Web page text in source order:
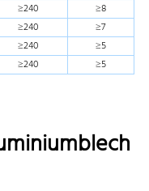
≥240
≥8
≥240
≥7
≥240
≥5
≥240 ≥5